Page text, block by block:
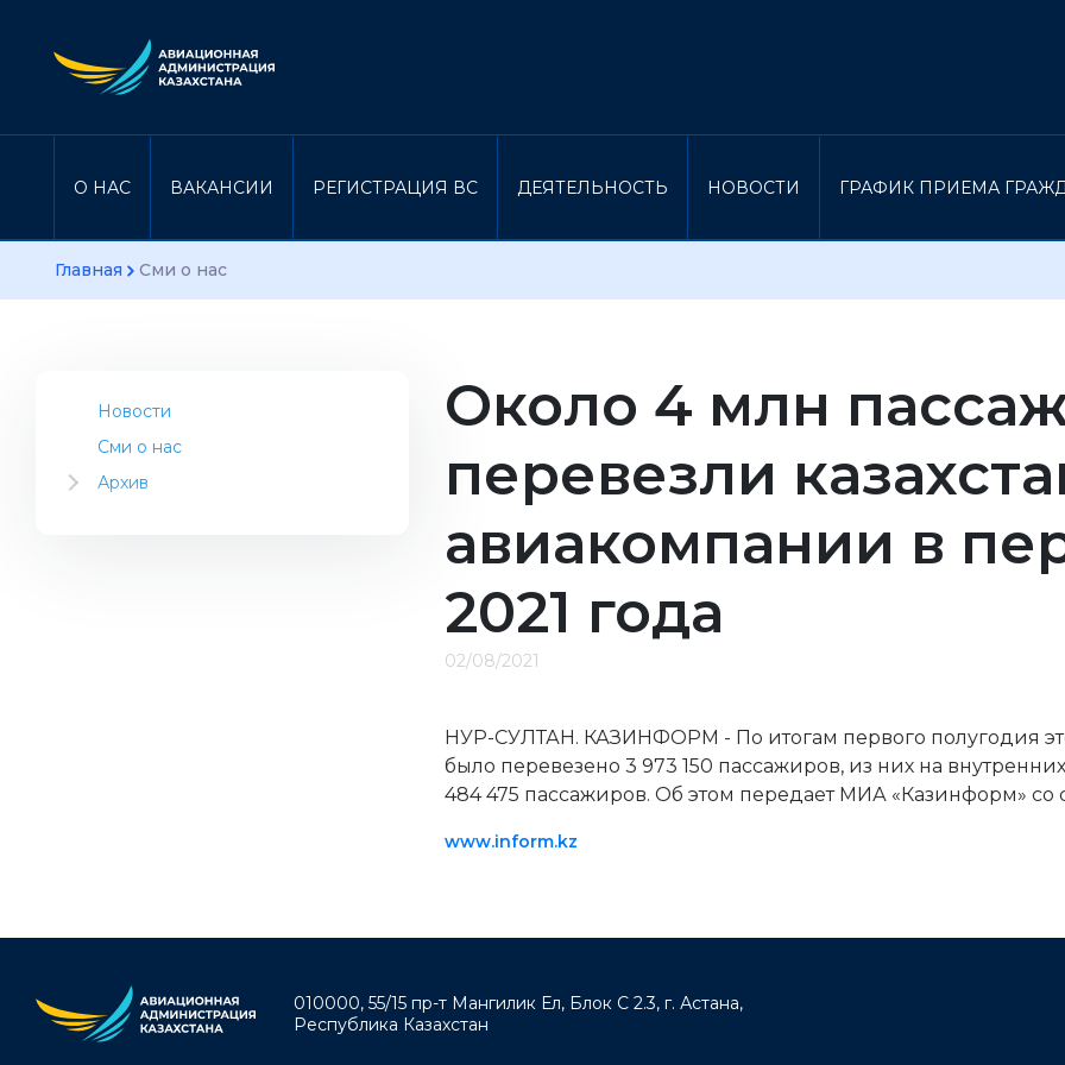
О НАС ВАКАНСИИ РЕГИСТРАЦИЯ ВС ДЕЯТЕЛЬНОСТЬ НОВОСТИ ГРАФИК ПРИЕМА
Главная Сми о нас
Новости
Сми о нас
Архив
Около 4 млн
перевезли
авиакомпании в
2021 года
02/08/2021
НУР-СУЛТАН. КАЗИНФОРМ - По итогам первого полугодия
было перевезено 3 973 150 пассажиров, из них на
484 475 пассажиров. Об этом передает МИА «Казинформ»
www.inform.kz
010000, 55/15 пр-т Мангилик Ел, Блок С 2.3, г. Астана,
Республика Казахстан